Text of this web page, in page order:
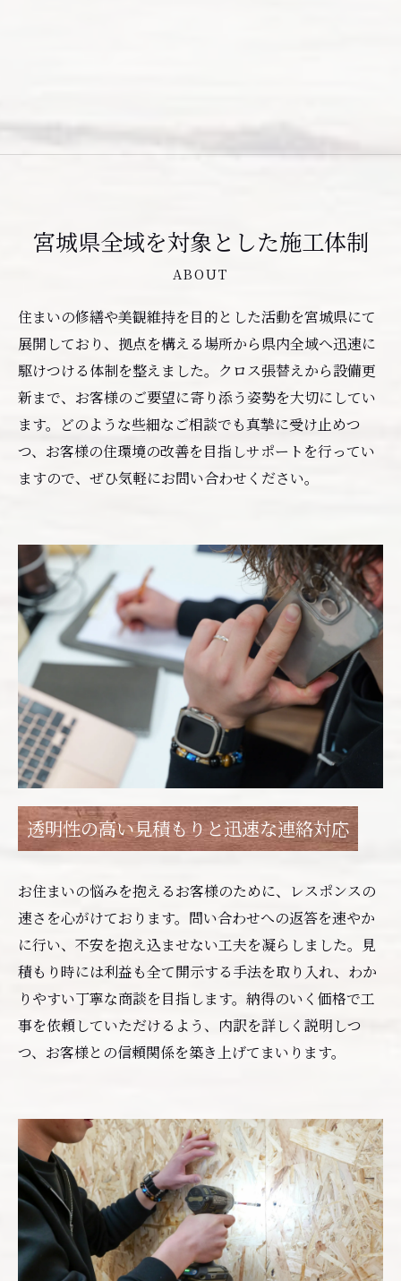
宮城県全域を対象とした施工体制
ABOUT
住まいの修繕や美観維持を目的とした活動を宮城県にて
展開しており、拠点を構える場所から県内全域へ迅速に
駆けつける体制を整えました。クロス張替えから設備更
新まで、お客様のご要望に寄り添う姿勢を大切にしてい
ます。どのような些細なご相談でも真摯に受け止めつ
つ、お客様の住環境の改善を目指しサポートを行ってい
ますので、ぜひ気軽にお問い合わせください。
透明性の高い見積もりと迅速な連絡対応
お住まいの悩みを抱えるお客様のために、レスポンスの
速さを心がけております。問い合わせへの返答を速やか
に行い、不安を抱え込ませない工夫を凝らしました。見
積もり時には利益も全て開示する手法を取り入れ、わか
りやすい丁寧な商談を目指します。納得のいく価格で工
事を依頼していただけるよう、内訳を詳しく説明しつ
つ、お客様との信頼関係を築き上げてまいります。